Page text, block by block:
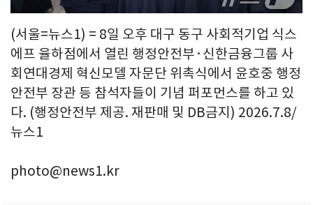
(서울=뉴스1) = 8일 오후 대구 동구 사회적기업 식스
에프 율하점에서 열린 행정안전부·신한금융그룹 사
회연대경제 혁신모델 자문단 위촉식에서 윤호중 행정
안전부 장관 등 참석자들이 기념 퍼포먼스를 하고 있
다. (행정안전부 제공. 재판매 및 DB금지) 2026.7.8/
뉴스1
photo@news1.kr